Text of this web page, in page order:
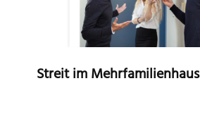
Streit im Mehrfamilienhaus